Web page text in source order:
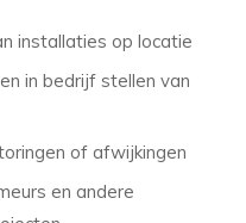
installaties op locatie
in bedrijf stellen van
of afwijkingen
en andere